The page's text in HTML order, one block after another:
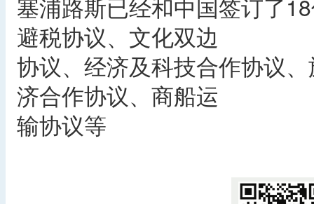
塞浦路斯已经和中国签订了
避税协议、文化双边
协议、经济及科技合作协议
济合作协议、商船运
输协议等